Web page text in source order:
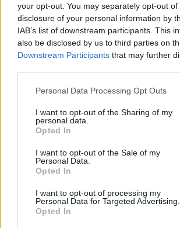
your opt-out. You may separately opt-out
disclosure of your personal information by
IAB’s list of downstream participants. This
also be disclosed by us to third parties on
Downstream Participants that may further
Please note that this website/app uses one
not limited to your visit or usage behaviour.
grant or deny consent to Google and its
use your data for below specified purposes
consent section.
Personal Data Processing Opt Outs
I want to opt-out of the Sharing of my
personal data.
Opted In
I want to opt-out of the Sale of my
Personal Data.
Opted In
I want to opt-out of processing my
Personal Data for Targeted Advertising.
Opted In
NEWS